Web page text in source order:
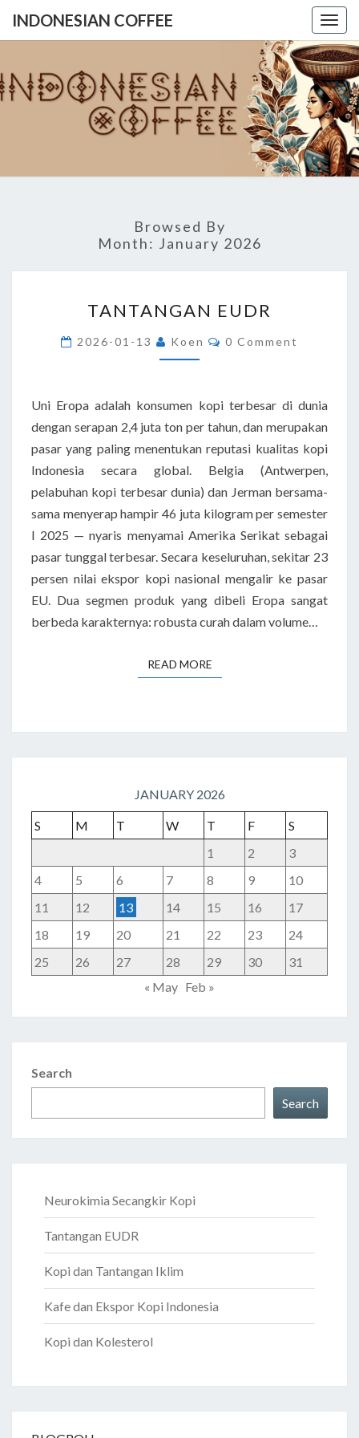
INDONESIAN COFFEE
Browsed By
Month: January 2026
EUDR
TANTANGAN EUDR
2026-01-13 Koen Comments
0 Comment
Uni Eropa adalah konsumen kopi terbesar di dunia
dengan serapan 2,4 juta ton per tahun, dan merupakan
pasar yang paling menentukan reputasi kualitas kopi
Indonesia secara global. Belgia (Antwerpen,
pelabuhan kopi terbesar dunia) dan Jerman bersama-
sama menyerap hampir 46 juta kilogram per semester
I 2025 — nyaris menyamai Amerika Serikat sebagai
pasar tunggal terbesar. Secara keseluruhan, sekitar 23
persen nilai ekspor kopi nasional mengalir ke pasar
EU. Dua segmen produk yang dibeli Eropa sangat
berbeda karakternya: robusta curah dalam volume…
READ MOREREAD MORE
JANUARY 2026
S M T W T F
S
1
2
3
4
5 6 7 8 9
10
11
12 13 14 15 16
17
18
19 20 21 22 23
24
25
26 27 28 29 30
31
« May Feb »
Search
Search
Neurokimia Secangkir Kopi
Tantangan EUDR
Kopi dan Tantangan Iklim
Kafe dan Ekspor Kopi Indonesia
Kopi dan Kolesterol